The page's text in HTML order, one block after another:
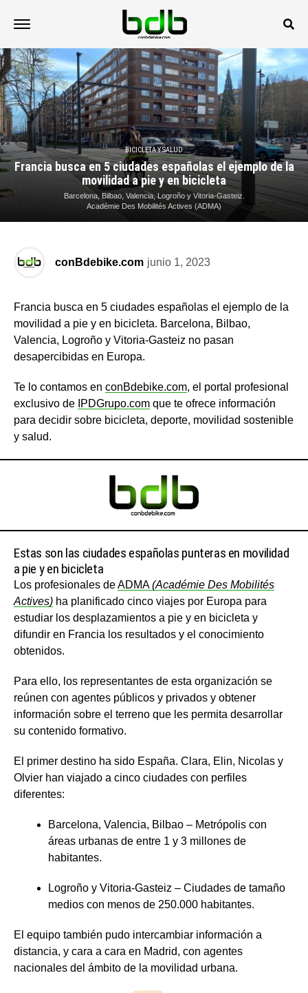
BICICLETA Y SALUD
Francia busca en 5 ciudades españolas el ejemplo de la
movilidad a pie y en bicicleta
Barcelona, Bilbao, Valencia, Logroño y Vitoria-Gasteiz.
Académie Des Mobilités Actives (ADMA)
conBdebike.com junio 1, 2023
Francia busca en 5 ciudades españolas el ejemplo de la
movilidad a pie y en bicicleta. Barcelona, Bilbao,
Valencia, Logroño y Vitoria-Gasteiz no pasan
desapercibidas en Europa.
Te lo contamos en conBdebike.com, el portal profesional
exclusivo de IPDGrupo.com que te ofrece información
para decidir sobre bicicleta, deporte, movilidad sostenible
y salud.
Estas son las ciudades españolas punteras en movilidad
a pie y en bicicleta
Los profesionales deADMA(Académie Des Mobilités
Actives) ha planificado cinco viajes por Europa para
estudiar los desplazamientos a pie y en bicicleta y
difundir en Francia los resultados y el conocimiento
obtenidos.
Para ello, los representantes de esta organización se
reúnen con agentes públicos y privados y obtener
información sobre el terreno que les permita desarrollar
su contenido formativo.
El primer destino ha sido España. Clara, Elin, Nicolas y
Olvier han viajado a cinco ciudades con perfiles
diferentes:
Barcelona, Valencia, Bilbao – Metrópolis con
áreas urbanas de entre 1 y 3 millones de
habitantes.
Logroño y Vitoria-Gasteiz – Ciudades de tamaño
medios con menos de 250.000 habitantes.
El equipo también pudo intercambiar información a
distancia, y cara a cara en Madrid, con agentes
nacionales del ámbito de la movilidad urbana.